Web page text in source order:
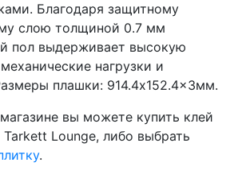
Благодаря защитному
слою толщиной 0.7 мм
пол выдерживает высокую
нагрузки и
плашки: 914.4x152.4x3мм.
вы можете купить клей
Lounge, либо выбрать
.